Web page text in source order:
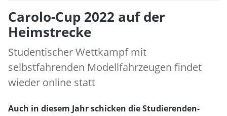
Carolo-Cup 2022 auf der
Heimstrecke
Studentischer Wettkampf mit
selbstfahrenden Modellfahrzeugen findet
wieder online statt
Auch in diesem Jahr schicken die Studierenden-